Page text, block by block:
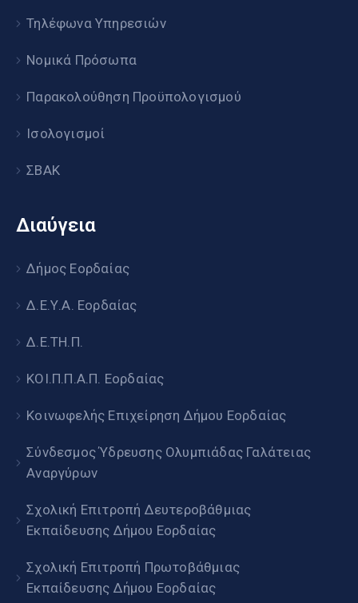
Τηλέφωνα Υπηρεσιών
Νομικά Πρόσωπα
Παρακολούθηση Προϋπολογισμού
Ισολογισμοί
ΣΒΑΚ
Διαύγεια
Δήμος Εορδαίας
Δ.Ε.Υ.Α. Εορδαίας
Δ.Ε.ΤΗ.Π.
ΚΟΙ.Π.Π.Α.Π. Εορδαίας
Κοινωφελής Επιχείρηση Δήμου Εορδαίας
Σύνδεσμος Ύδρευσης Ολυμπιάδας Γαλάτειας
Αναργύρων
Σχολική Επιτροπή Δευτεροβάθμιας
Εκπαίδευσης Δήμου Εορδαίας
Σχολική Επιτροπή Πρωτοβάθμιας
Εκπαίδευσης Δήμου Εορδαίας